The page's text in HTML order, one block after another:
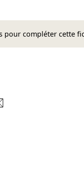
pour compléter cette
Mastodon
sur Bluesky
sur Facebook